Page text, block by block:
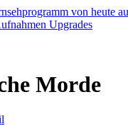
Upgrades
Morde